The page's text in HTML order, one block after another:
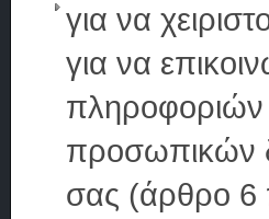
για να
για να
πληροφοριών
προσωπικών
σας (άρθρο 6